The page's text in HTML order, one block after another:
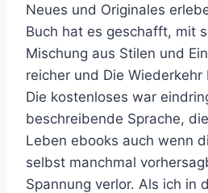
Neues und Originales
Buch hat es geschafft, mit
Mischung aus Stilen und
reicher und Die Wiederkehr
Die kostenloses war
beschreibende Sprache,
Leben ebooks auch wenn
selbst manchmal
Spannung verlor. Als ich in